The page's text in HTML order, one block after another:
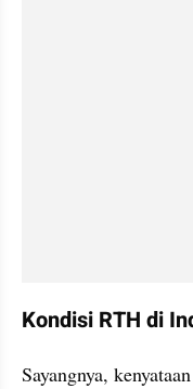
Kondisi RTH di
Sayangnya,